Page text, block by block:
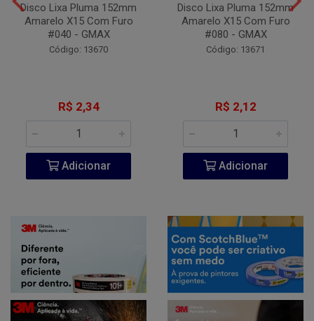
Disco Lixa Pluma 152mm
Amarelo X15 Com Furo
#040 - GMAX
Código: 13670
R$ 2,34
Adicionar
Disco Lixa Pluma 152mm
Amarelo X15 Com Furo
#080 - GMAX
Código: 13671
R$ 2,12
Adicionar